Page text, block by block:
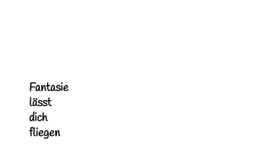
Fantasie
lässt
dich
fliegen